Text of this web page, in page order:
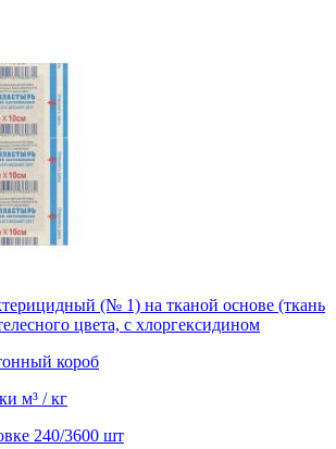
(№ 1) на тканой основе (ткань
цвета, с хлоргексидином
короб
м³ / кг
240/3600 шт